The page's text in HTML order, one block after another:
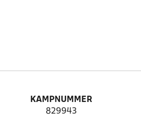
KAMPNUMMER
829943